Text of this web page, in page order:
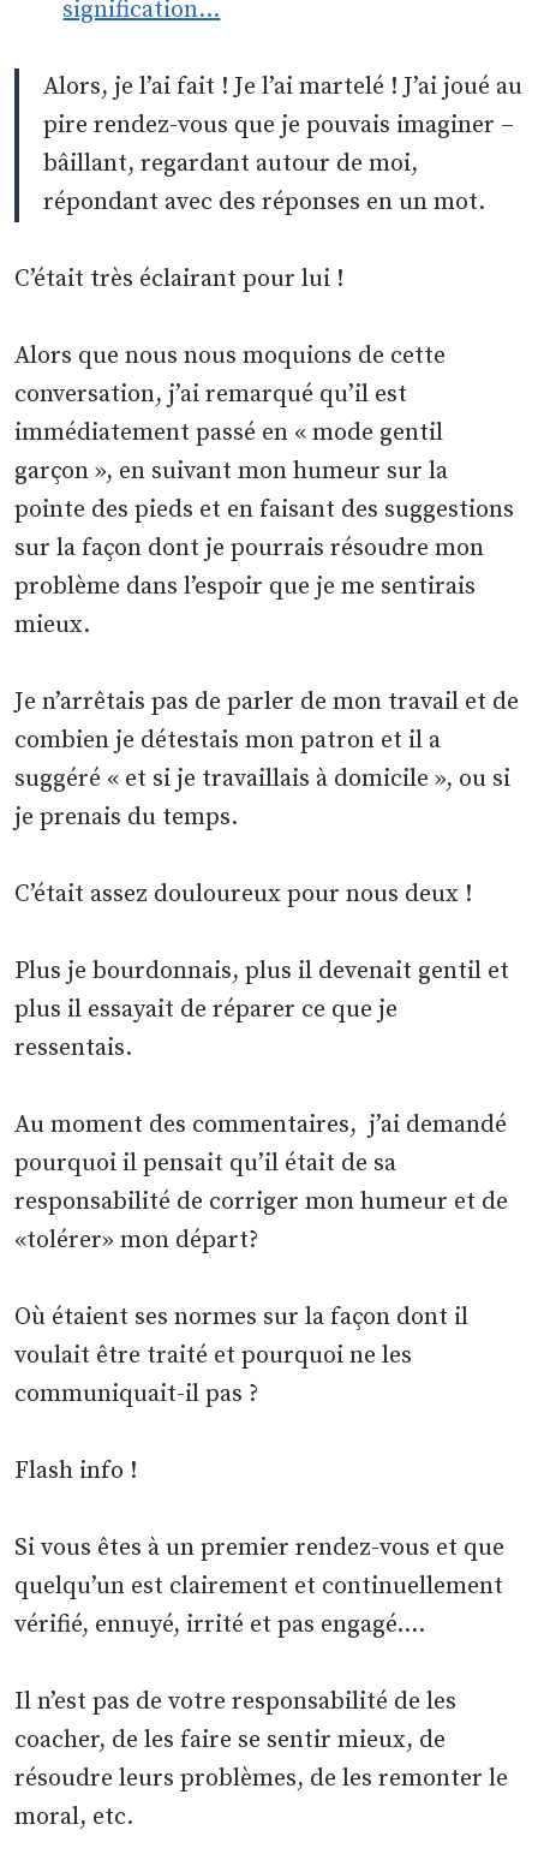
signification…
Alors, je l’ai fait ! Je l’ai martelé ! J’ai joué au
pire rendez-vous que je pouvais imaginer –
bâillant, regardant autour de moi,
répondant avec des réponses en un mot.
C’était très éclairant pour lui !
Alors que nous nous moquions de cette
conversation, j’ai remarqué qu’il est
immédiatement passé en « mode gentil
garçon », en suivant mon humeur sur la
pointe des pieds et en faisant des suggestions
sur la façon dont je pourrais résoudre mon
problème dans l’espoir que je me sentirais
mieux.
Je n’arrêtais pas de parler de mon travail et de
combien je détestais mon patron et il a
suggéré « et si je travaillais à domicile », ou si
je prenais du temps.
C’était assez douloureux pour nous deux !
Plus je bourdonnais, plus il devenait gentil et
plus il essayait de réparer ce que je
ressentais.
Au moment des commentaires, j’ai demandé
pourquoi il pensait qu’il était de sa
responsabilité de corriger mon humeur et de
«tolérer» mon départ?
Où étaient ses normes sur la façon dont il
voulait être traité et pourquoi ne les
communiquait-il pas ?
Flash info !
Si vous êtes à un premier rendez-vous et que
quelqu’un est clairement et continuellement
vérifié, ennuyé, irrité et pas engagé….
Il n’est pas de votre responsabilité de les
coacher, de les faire se sentir mieux, de
résoudre leurs problèmes, de les remonter le
moral, etc.